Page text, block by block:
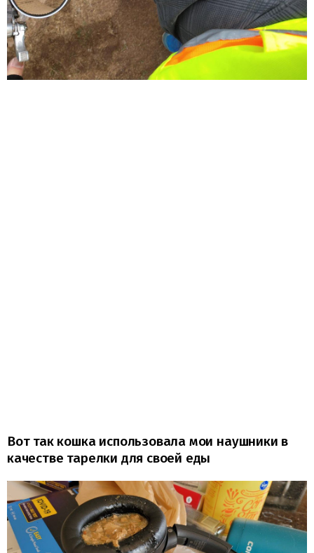
Вот так кошка использовала мои наушники в
качестве тарелки для своей еды